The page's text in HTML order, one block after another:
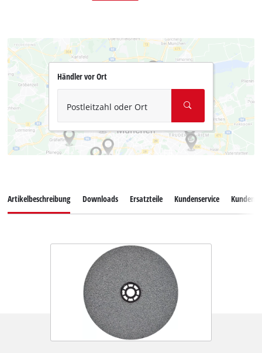
Händler vor Ort
Postleitzahl oder Ort
Artikelbeschreibung Downloads Ersatzteile Kundenservice